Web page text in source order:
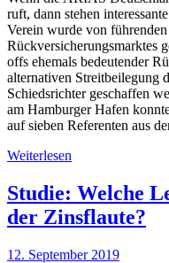
ruft, dann stehen
Verein wurde von
Rückversicherungsmarktes
offs ehemals bedeutender
alternativen Streitbeilegung
Schiedsrichter geschaffen
am Hamburger Hafen
auf sieben Referenten aus
Weiterlesen
Studie: Welche
der Zinsflaute?
12. September 2019